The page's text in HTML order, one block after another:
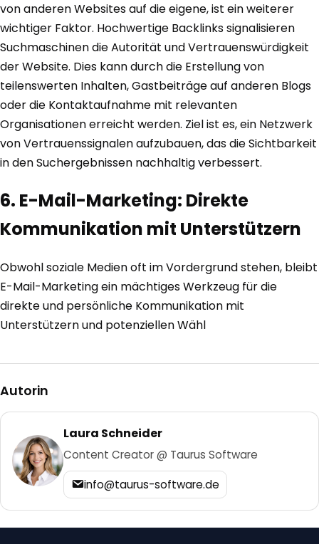
von anderen Websites auf die eigene, ist ein weiterer
wichtiger Faktor. Hochwertige Backlinks signalisieren
Suchmaschinen die Autorität und Vertrauenswürdigkeit
der Website. Dies kann durch die Erstellung von
teilenswerten Inhalten, Gastbeiträge auf anderen Blogs
oder die Kontaktaufnahme mit relevanten
Organisationen erreicht werden. Ziel ist es, ein Netzwerk
von Vertrauenssignalen aufzubauen, das die Sichtbarkeit
in den Suchergebnissen nachhaltig verbessert.
6. E-Mail-Marketing: Direkte
Kommunikation mit Unterstützern
Obwohl soziale Medien oft im Vordergrund stehen, bleibt
E-Mail-Marketing ein mächtiges Werkzeug für die
direkte und persönliche Kommunikation mit
Unterstützern und potenziellen Wähl
Autorin
Laura Schneider
Content Creator @ Taurus Software
info@taurus-software.de